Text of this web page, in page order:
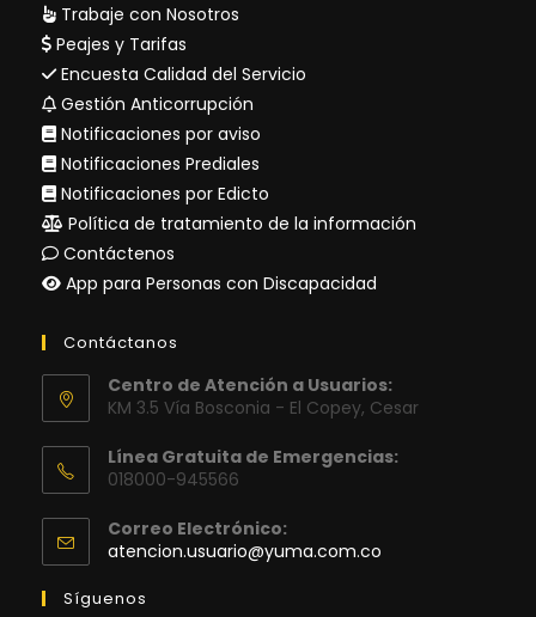
Trabaje con Nosotros
Peajes y Tarifas
Encuesta Calidad del Servicio
Gestión Anticorrupción
Notificaciones por aviso
Notificaciones Prediales
Notificaciones por Edicto
Política de tratamiento de la información
Contáctenos
App para Personas con Discapacidad
Contáctanos
Centro de Atención a Usuarios:
KM 3.5 Vía Bosconia - El Copey, Cesar
Línea Gratuita de Emergencias:
018000-945566
Correo Electrónico:
atencion.usuario@yuma.com.co
Síguenos